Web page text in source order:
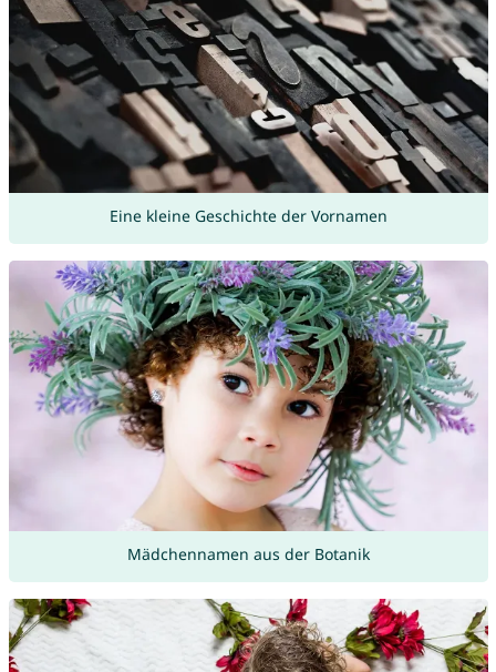
Eine kleine Geschichte der Vornamen
Mädchennamen aus der Botanik